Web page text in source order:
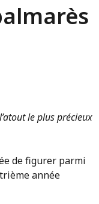
le plus précieux
de figurer parmi
année